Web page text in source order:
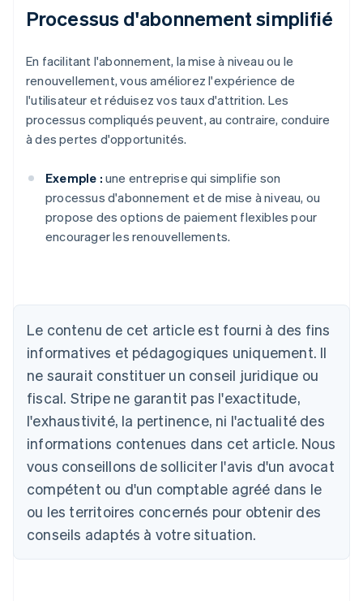
Processus d'abonnement simplifié
En facilitant l'abonnement, la mise à niveau ou le
renouvellement, vous améliorez l'expérience de
l'utilisateur et réduisez vos taux d'attrition. Les
processus compliqués peuvent, au contraire, conduire
à des pertes d'opportunités.
Exemple : une entreprise qui simplifie son
processus d'abonnement et de mise à niveau, ou
propose des options de paiement flexibles pour
encourager les renouvellements.
Le contenu de cet article est fourni à des fins
informatives et pédagogiques uniquement. Il
ne saurait constituer un conseil juridique ou
fiscal. Stripe ne garantit pas l'exactitude,
l'exhaustivité, la pertinence, ni l'actualité des
informations contenues dans cet article. Nous
vous conseillons de solliciter l'avis d'un avocat
compétent ou d'un comptable agréé dans le
ou les territoires concernés pour obtenir des
conseils adaptés à votre situation.
Allemagne
Deutsch
Australie
English
Autriche
Belgique
NederlandsFrançaisDeutschEnglish
Brésil
PortuguêsEnglish
Bulgarie
English
English Français
Chine continentale